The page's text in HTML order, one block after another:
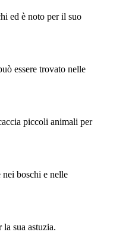
ed è noto per il suo
essere trovato nelle
piccoli animali per
boschi e nelle
sua astuzia.